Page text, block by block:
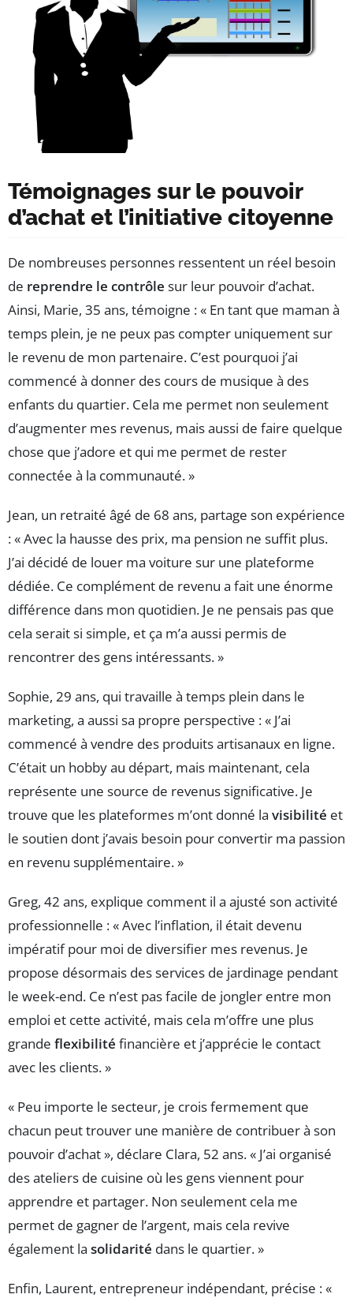
Témoignages sur le pouvoir
d’achat et l’initiative citoyenne
De nombreuses personnes ressentent un réel besoin
de reprendre le contrôle sur leur pouvoir d’achat.
Ainsi, Marie, 35 ans, témoigne : « En tant que maman à
temps plein, je ne peux pas compter uniquement sur
le revenu de mon partenaire. C’est pourquoi j’ai
commencé à donner des cours de musique à des
enfants du quartier. Cela me permet non seulement
d’augmenter mes revenus, mais aussi de faire quelque
chose que j’adore et qui me permet de rester
connectée à la communauté. »
Jean, un retraité âgé de 68 ans, partage son expérience
: « Avec la hausse des prix, ma pension ne suffit plus.
J’ai décidé de louer ma voiture sur une plateforme
dédiée. Ce complément de revenu a fait une énorme
différence dans mon quotidien. Je ne pensais pas que
cela serait si simple, et ça m’a aussi permis de
rencontrer des gens intéressants. »
Sophie, 29 ans, qui travaille à temps plein dans le
marketing, a aussi sa propre perspective : « J’ai
commencé à vendre des produits artisanaux en ligne.
C’était un hobby au départ, mais maintenant, cela
représente une source de revenus significative. Je
trouve que les plateformes m’ont donné la visibilité et
le soutien dont j’avais besoin pour convertir ma passion
en revenu supplémentaire. »
Greg, 42 ans, explique comment il a ajusté son activité
professionnelle : « Avec l’inflation, il était devenu
impératif pour moi de diversifier mes revenus. Je
propose désormais des services de jardinage pendant
le week-end. Ce n’est pas facile de jongler entre mon
emploi et cette activité, mais cela m’offre une plus
grande flexibilité financière et j’apprécie le contact
avec les clients. »
« Peu importe le secteur, je crois fermement que
chacun peut trouver une manière de contribuer à son
pouvoir d’achat », déclare Clara, 52 ans. « J’ai organisé
des ateliers de cuisine où les gens viennent pour
apprendre et partager. Non seulement cela me
permet de gagner de l’argent, mais cela revive
également la solidarité dans le quartier. »
Enfin, Laurent, entrepreneur indépendant, précise : «